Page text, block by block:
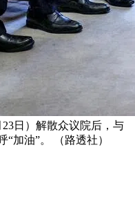
日）解散众议院后，与
加油”。 （路透社）